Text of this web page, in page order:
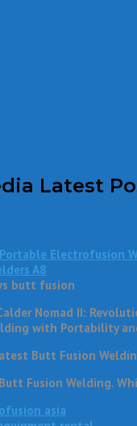
Latest
Nomad II:
with Portability
Butt Fusion
Fusion Welding.